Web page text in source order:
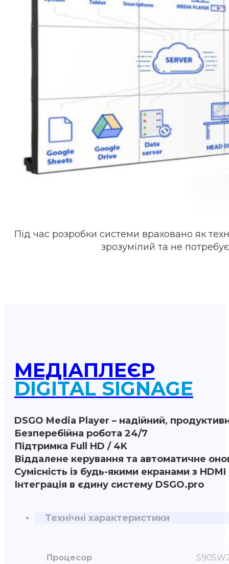
Під час розробки системи враховано як
зрозумілий та не
МЕДІАПЛЕЄР
DIGITAL SIGNAGE
DSGO Media Player – надійний,
Безперебійна робота 24/7
Підтримка Full HD / 4K
Віддалене керування та автоматичне
Сумісність із будь-якими екранами з HDMI
Інтеграція в єдину систему DSGO.pro
Технічні характеристики
Процесор